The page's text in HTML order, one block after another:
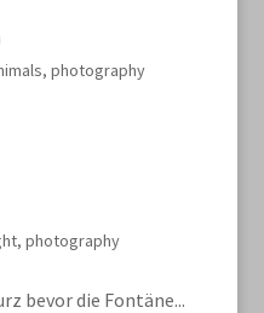
, photography
, photography
bevor die Fontäne...